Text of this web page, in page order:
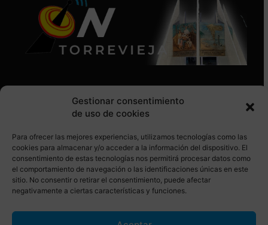
Gestionar consentimiento
de uso de cookies
Para ofrecer las mejores experiencias, utilizamos tecnologías como las
cookies para almacenar y/o acceder a la información del dispositivo. El
consentimiento de estas tecnologías nos permitirá procesar datos como
el comportamiento de navegación o las identificaciones únicas en este
sitio. No consentir o retirar el consentimiento, puede afectar
negativamente a ciertas características y funciones.
SÍGUENOS EN REDES SOCIALES